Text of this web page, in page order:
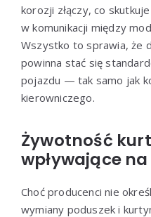
korozji złączy, co
w komunikacji między
Wszystko to sprawia, że
powinna stać się
pojazdu — tak samo jak
kierowniczego.
Żywotność
wpływające
Choć producenci nie
wymiany poduszek i